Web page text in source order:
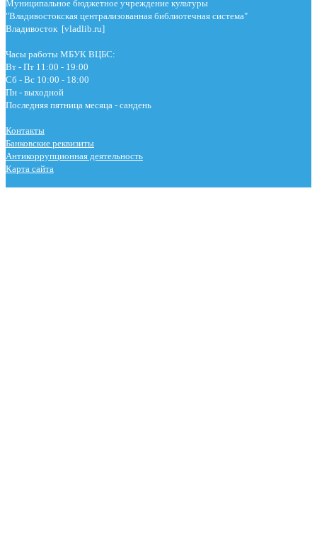
Муниципальное бюджетное учреждение культуры
"Владивостокская централизованная библиотечная система"
Владивосток [vladlib.ru]
Часы работы МБУК ВЦБС:
Вт - Пт 11:00 - 19:00
Сб - Вс 10:00 - 18:00
Пн - выходной
Последняя пятница месяца - сандень
Контакты
Банковские реквизиты
Антикоррупционная деятельность
Карта сайта